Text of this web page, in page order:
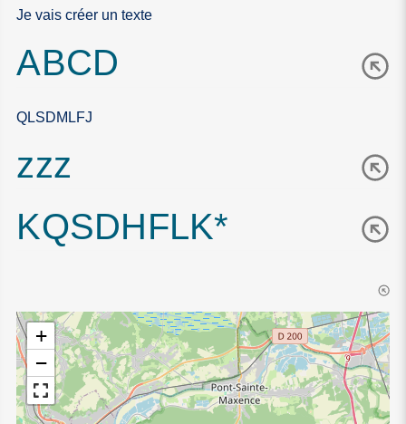
Je vais créer un texte
ABCD
QLSDMLFJ
zzz
KQSDHFLK*
+
−